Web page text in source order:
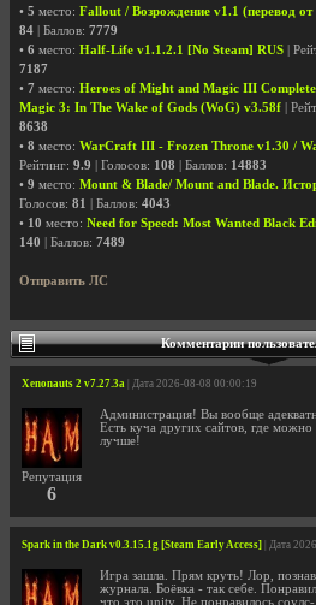
• 5 место: Fallout / Возрождение v1.1 (перевод
84 | Баллов: 7779
• 6 место: Half-Life v1.1.2.1 [No Steam] RUS |
7187
• 7 место: Heroes of Might and Magic III
Magic 3: In The Wake of Gods (WoG) v3.58f |
8638
• 8 место: WarCraft III - Frozen Throne v1.30 /
Рейтинг: 9.9 | Голосов: 108 | Баллов: 14883
• 9 место: Mount & Blade/ Mount and Blade.
Голосов: 81 | Баллов: 4043
• 10 место: Need for Speed: Most Wanted Black
140 | Баллов: 7489
Отправить ЛС
Комментарии
Xenonauts 2 v7.27.3a | Дата 2026-08-08 00:00:19
Репутация
6
Администрация! Вы вообще
Есть куча других сайтов, где
лучше!
Spark in the Dark v0.3.15.1g [Steam Early Access] | Дата
Игра зашла. Прям круть! Лор,
журнала. Боёвка - так себе.
что это unity. Не понравилось